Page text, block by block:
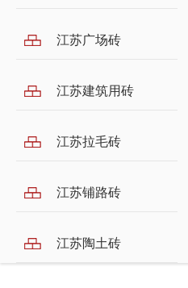
江苏广场砖
江苏建筑用砖
江苏拉毛砖
江苏铺路砖
江苏陶土砖